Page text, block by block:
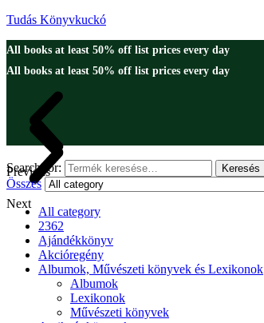
Tudás Könyvkuckó
All books at least 50% off list prices every day
All books at least 50% off list prices every day
Previous
Next
Search for: Keresés
Összes
All category
2362
Ajándékkönyv
Akcióregény
Albumok, Művészeti könyvek és Lexikonok
Albumok
Lexikonok
Művészeti könyvek